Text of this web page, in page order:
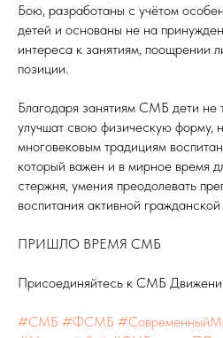
Бою, разработаны с учётом
детей и основаны не на
интереса к занятиям, поощрении
позиции.
Благодаря занятиям СМБ дети не
улучшат свою физическую форму,
многовековым традициям
который важен и в мирное время
стержня, умения преодолевать
воспитания активной
ПРИШЛО ВРЕМЯ СМБ
Присоединяйтесь к СМБ
#СМБ #ФСМБ